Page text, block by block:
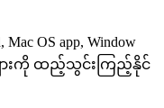
Mac OS app, Window
ျားကို ထည့်သွင်းကြည့်နိုင်